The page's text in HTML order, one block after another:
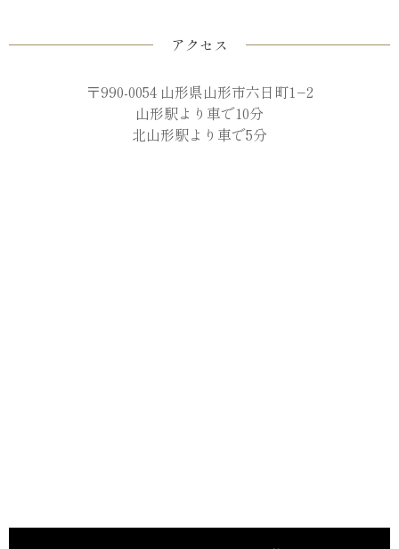
アクセス
〒990-0054 山形県山形市六日町1−2
山形駅より車で10分
北山形駅より車で5分